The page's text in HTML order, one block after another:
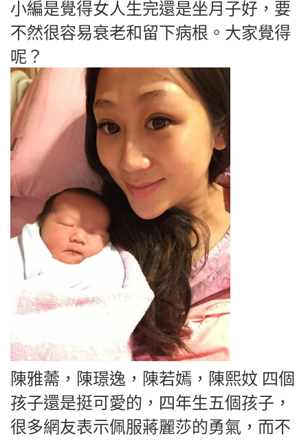
小編是覺得女人生完還是坐月子好，要
不然很容易衰老和留下病根。大家覺得
呢？
陳雅薷，陳璟逸，陳若嫣，陳熙妏 四個
孩子還是挺可愛的，四年生五個孩子，
很多網友表示佩服蔣麗莎的勇氣，而不